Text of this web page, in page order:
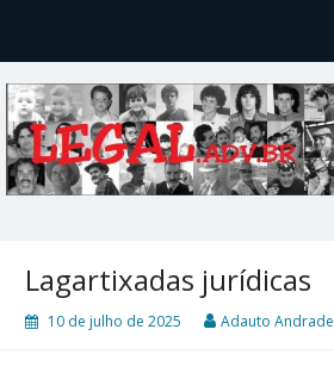
Lagartixadas jurídicas
10 de julho de 2025 Adauto Andrade